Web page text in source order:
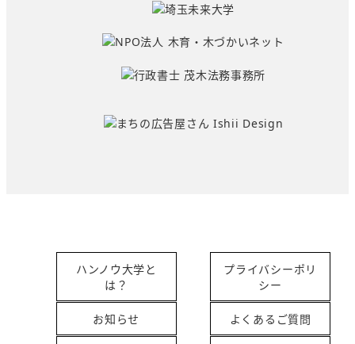
ハンノウ大学と
は？
お知らせ
プライバシーポリ
シー
よくあるご質問